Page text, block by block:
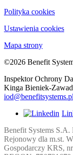
Polityka cookies
Ustawienia cookies
Mapa strony
©2026 Benefit
Inspektor Ochrony
Kinga Bieniek-
Benefit Systems S.A.
Rejonowy dla m.st.
Gospodarczy KRS,